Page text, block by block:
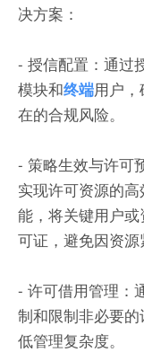
决方案：
- 授信配置：通过
模块和终端用户
在的合规风险。
- 策略生效与许可
实现许可资源的
能，将关键用户
可证，避免因资源
- 许可借用管理：
制和限制非必要
低管理复杂度。